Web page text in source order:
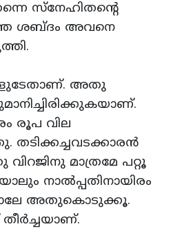
സ്‌നേഹിതന്റെ
ശബ്‌ദം അവനെ
അതു
രൂപ വില
മാത്രമേ പറ്റൂ
നാല്‍പ്പതിനായിരം
അതുകൊടുക്കൂ.